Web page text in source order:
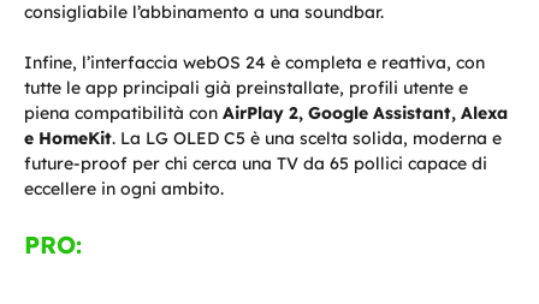
consigliabile l’abbinamento a una soundbar.
Infine, l’interfaccia webOS 24 è completa e reattiva, con
tutte le app principali già preinstallate, profili utente e
piena compatibilità con AirPlay 2, Google Assistant, Alexa
e HomeKit. La LG OLED C5 è una scelta solida, moderna e
future-proof per chi cerca una TV da 65 pollici capace di
eccellere in ogni ambito.
PRO: